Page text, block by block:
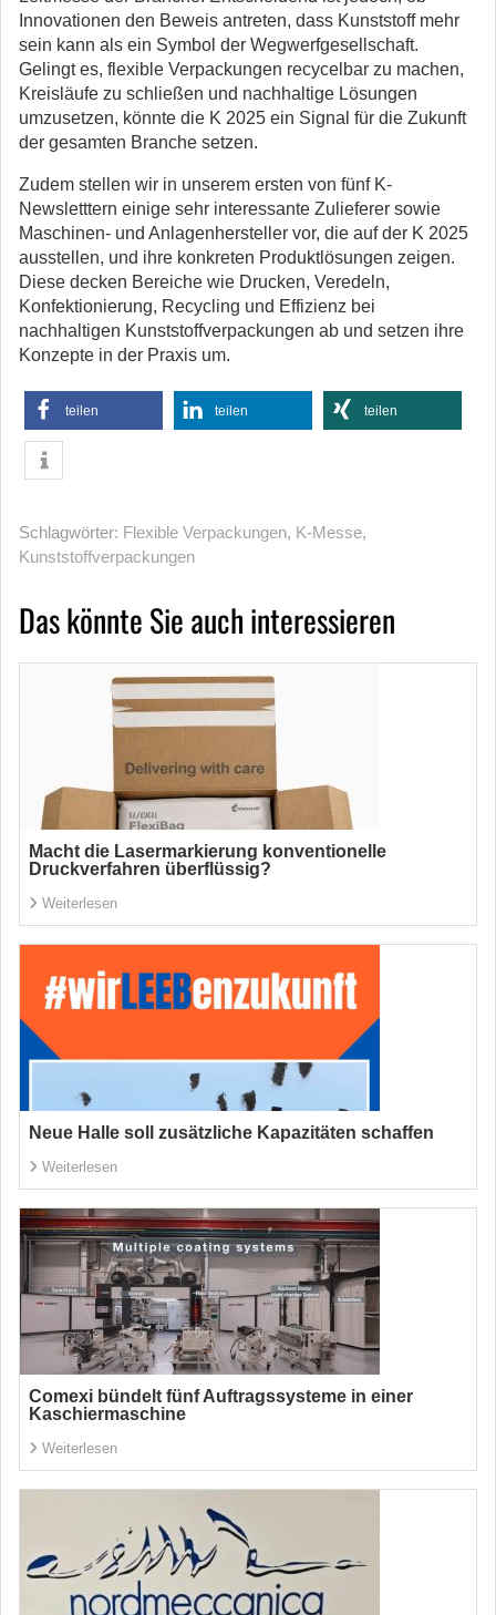
Innovationen den Beweis antreten, dass Kunststoff mehr
sein kann als ein Symbol der Wegwerfgesellschaft.
Gelingt es, flexible Verpackungen recycelbar zu machen,
Kreisläufe zu schließen und nachhaltige Lösungen
umzusetzen, könnte die K 2025 ein Signal für die Zukunft
der gesamten Branche setzen.
Zudem stellen wir in unserem ersten von fünf K-
Newsletttern einige sehr interessante Zulieferer sowie
Maschinen- und Anlagenhersteller vor, die auf der K 2025
ausstellen, und ihre konkreten Produktlösungen zeigen.
Diese decken Bereiche wie Drucken, Veredeln,
Konfektionierung, Recycling und Effizienz bei
nachhaltigen Kunststoffverpackungen ab und setzen ihre
Konzepte in der Praxis um.
teilen teilen teilen
Schlagwörter: Flexible Verpackungen, K-Messe,
Kunststoffverpackungen
Das könnte Sie auch interessieren
Macht die Lasermarkierung konventionelle
Druckverfahren überflüssig?
Weiterlesen
Neue Halle soll zusätzliche Kapazitäten schaffen
Weiterlesen
Comexi bündelt fünf Auftragssysteme in einer
Kaschiermaschine
Weiterlesen